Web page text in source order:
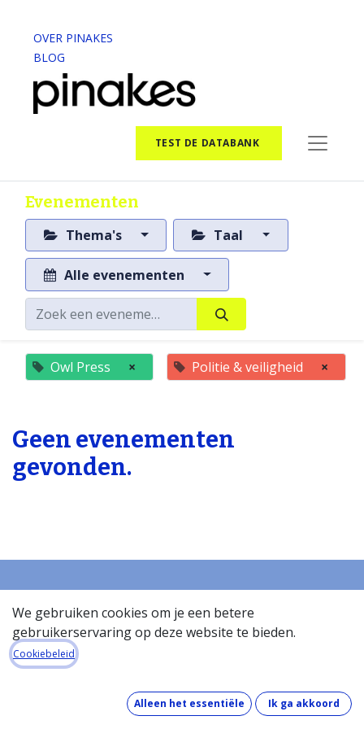
OVER PINAKES
BLOG
TEST DE DATABANK
Evenementen
Thema's Taal
Alle evenementen
Owl Press × Politie & veiligheid ×
Geen evenementen
gevonden.
Startpagina
Over de databank
Wat kost de databank?
Wat zit er in de databank?
Hoe houden we onze gegevens up-to-date?
We gebruiken cookies om je een betere
gebruikerservaring op deze website te bieden.
Cookiebeleid
Alleen het essentiële Ik ga akkoord